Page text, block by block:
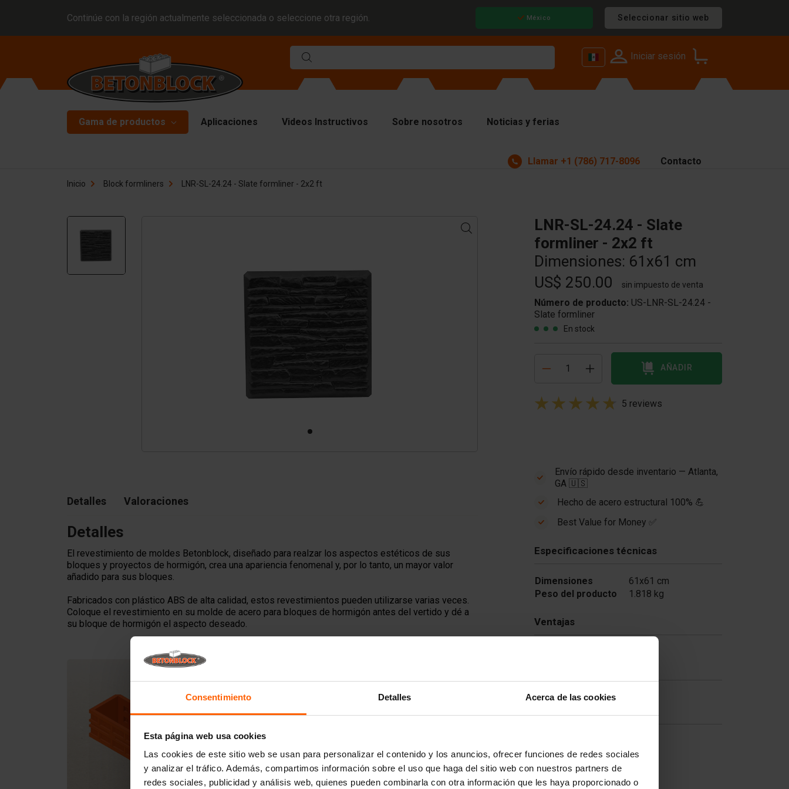
Consentimiento Detalles Acerca de las cookies
Esta página web usa cookies
Las cookies de este sitio web se usan para personalizar el contenido y los anuncios, ofrecer funciones de redes sociales
y analizar el tráfico. Además, compartimos información sobre el uso que haga del sitio web con nuestros partners de
redes sociales, publicidad y análisis web, quienes pueden combinarla con otra información que les haya proporcionado o
Continúe con la región actualmente seleccionada o seleccione otra región. México Seleccionar sitio web
Iniciar sesión
Gama de productos
Block formliners
Barreras
Muros de contención
Placas divisorias
Accesorios
Piezas de repuesto
Aplicaciones Videos Instructivos Sobre nosotros Noticias y ferias
Llamar +1 (786) 717-8096 Contacto
Inicio Block formliners LNR-SL-24.24 - Slate formliner - 2x2 ft
LNR-SL-24.24 - Slate
formliner - 2x2 ft
Dimensiones: 61x61 cm
US$ 250.00
sin impuesto de venta
Número de producto: US-LNR-SL-24.24 -
Slate formliner
En stock
AÑADIR
5 reviews
Detalles Valoraciones
Detalles
El revestimiento de moldes Betonblock, diseñado para realzar los aspectos estéticos de sus
bloques y proyectos de hormigón, crea una apariencia fenomenal y, por lo tanto, un mayor valor
añadido para sus bloques.
Fabricados con plástico ABS de alta calidad, estos revestimientos pueden utilizarse varias veces.
Coloque el revestimiento en su molde de acero para bloques de hormigón antes del vertido y dé a
su bloque de hormigón el aspecto deseado.
Envío rápido desde inventario — Atlanta,
GA 🇺🇸
Hecho de acero estructural 100% 💪
Best Value for Money ✅
Especificaciones técnicas
Dimensiones
61x61 cm
Peso del producto
1.818 kg
Ventajas